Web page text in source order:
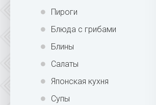
Пироги
Блюда с грибами
Блины
Салаты
Японская кухня
Супы